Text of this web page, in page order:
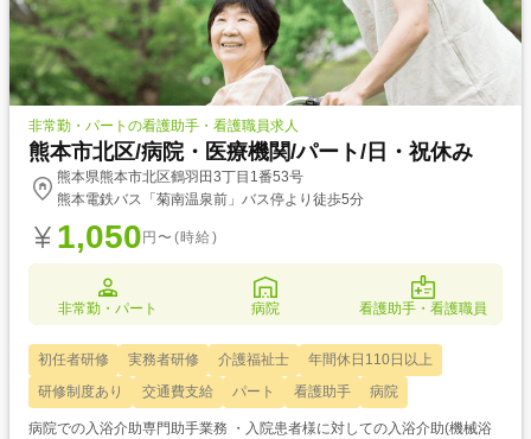
非常勤・パートの看護助手・看護職員求人
熊本市北区/病院・医療機関/パート/日・祝休み
熊本県熊本市北区鶴羽田3丁目1番53号
熊本電鉄バス「菊南温泉前」バス停より徒歩5分
1,050 円〜(時給)
非常勤・パート 病院 看護助手・看護職員
初任者研修 実務者研修 介護福祉士
年間休日110日以上
研修制度あり
交通費支給 パート 看護助手 病院
病院での入浴介助専門助手業務 ・入院患者様に対しての入浴介助(機械浴